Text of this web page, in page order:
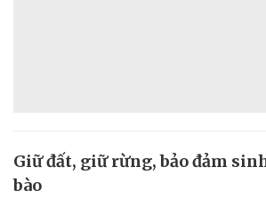
Giữ đất, giữ rừng, bảo đảm
bào